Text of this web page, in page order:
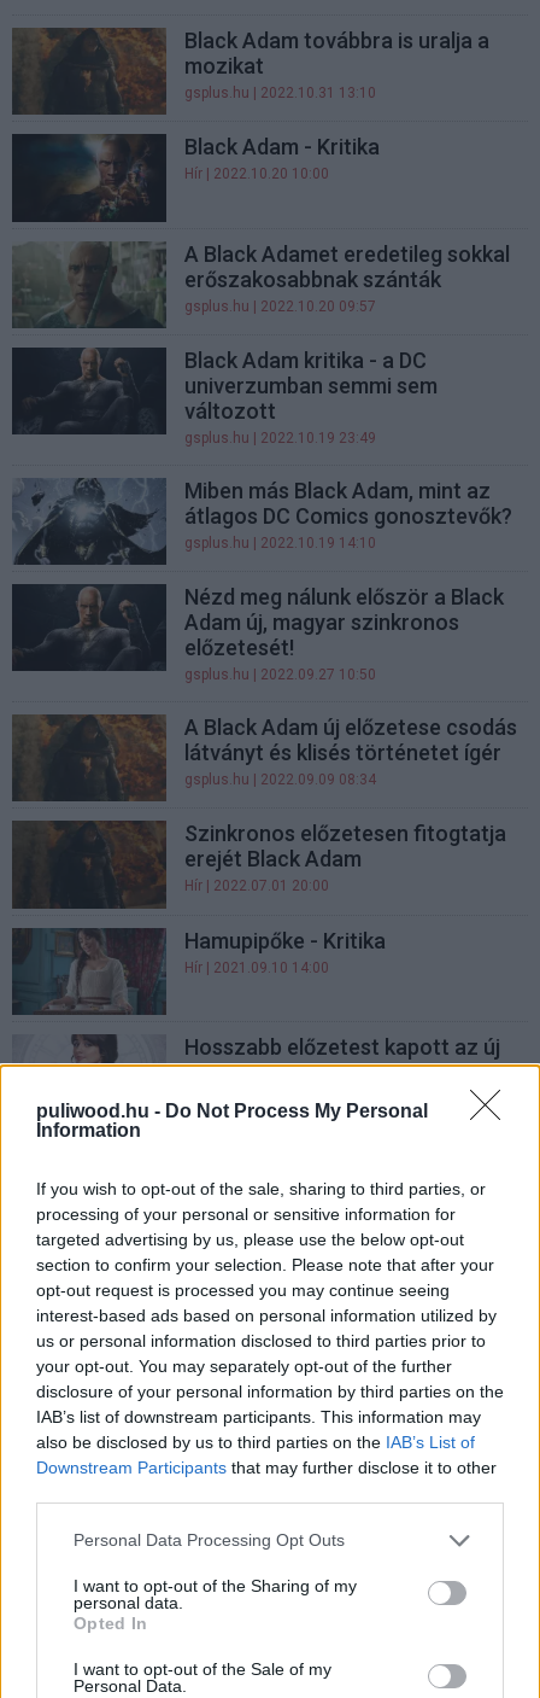
puliwood.hu - Do Not Process My Personal
Information
If you wish to opt-out of the sale, sharing to third parties, or
processing of your personal or sensitive information for
targeted advertising by us, please use the below opt-out
section to confirm your selection. Please note that after your
opt-out request is processed you may continue seeing
interest-based ads based on personal information utilized by
us or personal information disclosed to third parties prior to
your opt-out. You may separately opt-out of the further
disclosure of your personal information by third parties on the
IAB’s list of downstream participants. This information may
also be disclosed by us to third parties on the IAB’s List of
Downstream Participants that may further disclose it to other
Please note that this website/app uses one or more Google
not limited to your visit or usage behaviour. You may click to
grant or deny consent to Google and its third-party tags to
use your data for below specified purposes in below Google
consent section.
Personal Data Processing Opt Outs
I want to opt-out of the Sharing of my
personal data.
Opted In
I want to opt-out of the Sale of my
Personal Data.
Black Adam továbbra is uralja a
mozikat
gsplus.hu | 2022.10.31 13:10
Black Adam - Kritika
Hír | 2022.10.20 10:00
A Black Adamet eredetileg sokkal
erőszakosabbnak szánták
gsplus.hu | 2022.10.20 09:57
Black Adam kritika - a DC
univerzumban semmi sem
változott
gsplus.hu | 2022.10.19 23:49
Miben más Black Adam, mint az
átlagos DC Comics gonosztevők?
gsplus.hu | 2022.10.19 14:10
Nézd meg nálunk először a Black
Adam új, magyar szinkronos
előzetesét!
gsplus.hu | 2022.09.27 10:50
A Black Adam új előzetese csodás
látványt és klisés történetet ígér
gsplus.hu | 2022.09.09 08:34
Szinkronos előzetesen fitogtatja
erejét Black Adam
Hír | 2022.07.01 20:00
Hamupipőke - Kritika
Hír | 2021.09.10 14:00
Hosszabb előzetest kapott az új
Hamupipőke film
Hamupipőke újabb
feldolgozásához
Hír | 2021.07.03 11:00
Pierce Brosnan szuperhősnek áll a
Black Adamben
Hír| 2021.03.25 09:00
Hamarosan az összes James
Bond-film elérhető lesz az HBO
GO kínálatában
Hír| 2020.11.19 08:00
Saga története - Kritika